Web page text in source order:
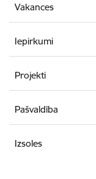
Vakances
Iepirkumi
Projekti
Pašvaldība
Izsoles